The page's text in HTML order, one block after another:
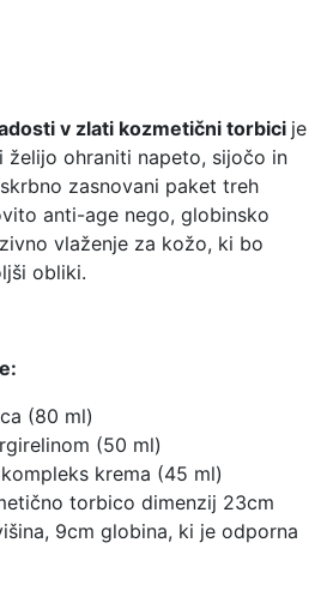
v zlati kozmetični torbici je
želijo ohraniti napeto, sijočo in
zasnovani paket treh
anti-age nego, globinsko
vlaženje za kožo, ki bo
obliki.
(80 ml)
(50 ml)
krema (45 ml)
torbico dimenzij 23cm
9cm globina, ki je odporna